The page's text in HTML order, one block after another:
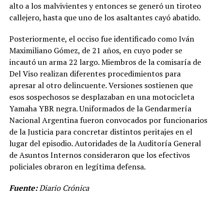
alto a los malvivientes y entonces se generó un tiroteo
callejero, hasta que uno de los asaltantes cayó abatido.
Posteriormente, el occiso fue identificado como Iván
Maximiliano Gómez, de 21 años, en cuyo poder se
incautó un arma 22 largo. Miembros de la comisaría de
Del Viso realizan diferentes procedimientos para
apresar al otro delincuente. Versiones sostienen que
esos sospechosos se desplazaban en una motocicleta
Yamaha YBR negra. Uniformados de la Gendarmería
Nacional Argentina fueron convocados por funcionarios
de la Justicia para concretar distintos peritajes en el
lugar del episodio. Autoridades de la Auditoría General
de Asuntos Internos consideraron que los efectivos
policiales obraron en legítima defensa.
Fuente:Diario Crónica